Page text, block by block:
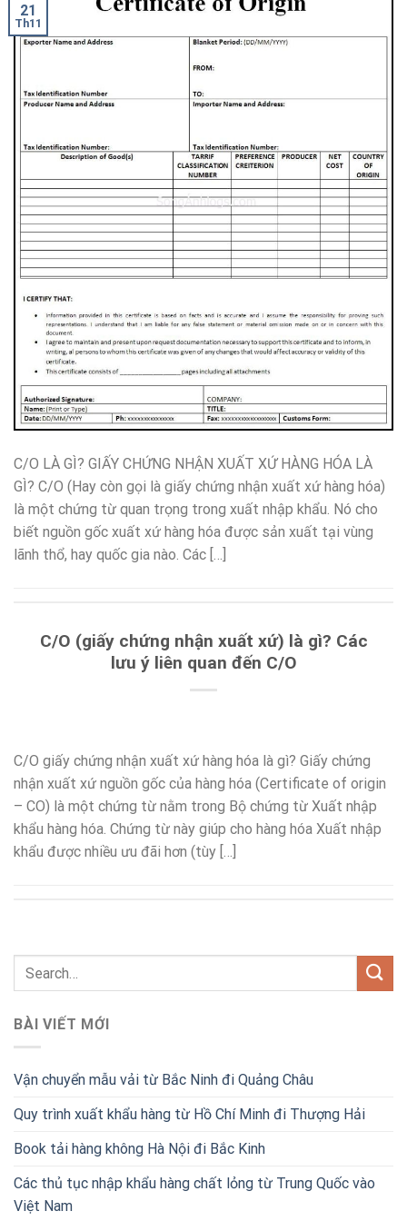
21
Th11
C/O LÀ GÌ? GIẤY CHỨNG NHẬN XUẤT XỨ HÀNG HÓA LÀ
GÌ? C/O (Hay còn gọi là giấy chứng nhận xuất xứ hàng hóa)
là một chứng từ quan trọng trong xuất nhập khẩu. Nó cho
biết nguồn gốc xuất xứ hàng hóa được sản xuất tại vùng
lãnh thổ, hay quốc gia nào. Các […]
C/O (giấy chứng nhận xuất xứ) là gì? Các
lưu ý liên quan đến C/O
C/O giấy chứng nhận xuất xứ hàng hóa là gì? Giấy chứng
nhận xuất xứ nguồn gốc của hàng hóa (Certificate of origin
– CO) là một chứng từ nằm trong Bộ chứng từ Xuất nhập
khẩu hàng hóa. Chứng từ này giúp cho hàng hóa Xuất nhập
khẩu được nhiều ưu đãi hơn (tùy […]
BÀI VIẾT MỚI
Vận chuyển mẫu vải từ Bắc Ninh đi Quảng Châu
Quy trình xuất khẩu hàng từ Hồ Chí Minh đi Thượng Hải
Book tải hàng không Hà Nội đi Bắc Kinh
Các thủ tục nhập khẩu hàng chất lỏng từ Trung Quốc vào
Việt Nam